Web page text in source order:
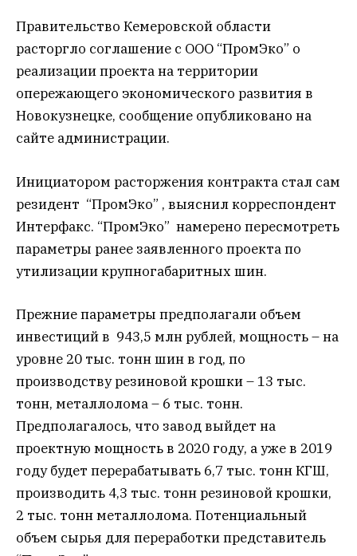
Правительство Кемеровской области
расторгло соглашение с ООО “ПромЭко” о
реализации проекта на территории
опережающего экономического развития в
Новокузнецке, сообщение опубликовано на
сайте администрации.
Инициатором расторжения контракта стал сам
резидент “ПромЭко” , выяснил корреспондент
Интерфакс. “ПромЭко” намерено пересмотреть
параметры ранее заявленного проекта по
утилизации крупногабаритных шин.
Прежние параметры предполагали объем
инвестиций в 943,5 млн рублей, мощность – на
уровне 20 тыс. тонн шин в год, по
производству резиновой крошки – 13 тыс.
тонн, металлолома – 6 тыс. тонн.
Предполагалось, что завод выйдет на
проектную мощность в 2020 году, а уже в 2019
году будет перерабатывать 6,7 тыс. тонн КГШ,
производить 4,3 тыс. тонн резиновой крошки,
2 тыс. тонн металлолома. Потенциальный
объем сырья для переработки представитель